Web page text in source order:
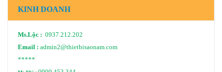
KINH DOANH
Ms.Lộc : 0937.212.202
Email : admin2@thietbisaonam.com
*****